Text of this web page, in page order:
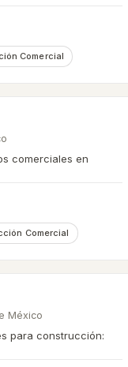
Comercial
comerciales en
Comercial
México
para construcción: